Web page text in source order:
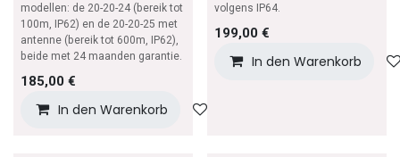
modellen: de 20-20-24 (bereik tot
100m, IP62) en de 20-20-25 met
antenne (bereik tot 600m, IP62),
beide met 24 maanden garantie.
185,00 €
In den Warenkorb
volgens IP64.
199,00€
In den Warenkorb